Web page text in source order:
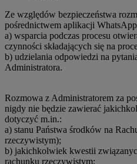
Ze względów bezpieczeństwa
pośrednictwem aplikacji
a) wsparcia podczas procesu
czynności składających się na
b) udzielania odpowiedzi na
Administratora.
Rozmowa z Administratorem za
nigdy nie będzie zawierać
dotyczyć m.in.:
a) stanu Państwa środków na
rzeczywistym);
b) jakichkolwiek kwestii
rachunku rzeczywistym;